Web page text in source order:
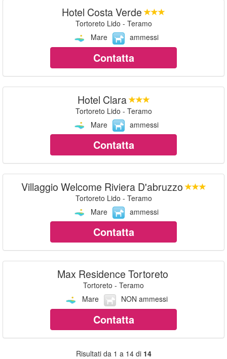
Hotel Costa Verde
Tortoreto Lido - Teramo
Mare
ammessi
Contatta
Hotel Clara
Tortoreto Lido - Teramo
Mare
ammessi
Contatta
Villaggio Welcome Riviera D'abruzzo
Tortoreto Lido - Teramo
Mare
ammessi
Contatta
Max Residence Tortoreto
Tortoreto - Teramo
Mare
NON ammessi
Contatta
Risultati da 1 a 14 di 14